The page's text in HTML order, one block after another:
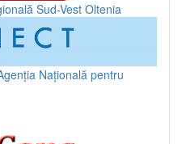
Sud-Vest Oltenia
Națională pentru